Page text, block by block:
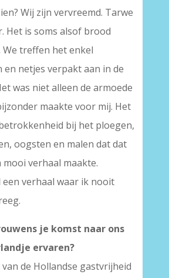
Wij zijn vervreemd. Tarwe
Het is soms alsof brood
treffen het enkel
en netjes verpakt aan in de
was niet alleen de armoede
maakte voor mij. Het
bij het ploegen,
oogsten en malen dat dat
mooi verhaal maakte.
verhaal waar ik nooit
je komst naar ons
ervaren?
de Hollandse gastvrijheid